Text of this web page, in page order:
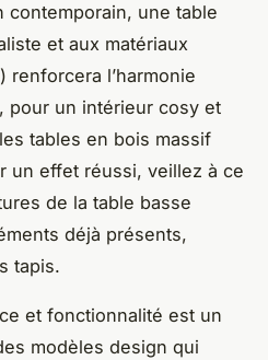
contemporain, une table
et aux matériaux
renforcera l’harmonie
pour un intérieur cosy et
tables en bois massif
un effet réussi, veillez à ce
de la table basse
déjà présents,
tapis.
et fonctionnalité est un
modèles design qui